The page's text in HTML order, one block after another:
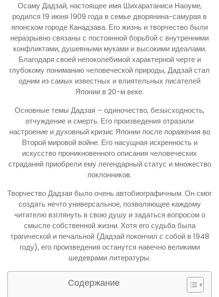
Осаму Дадзай, настоящее имя Шихаратаниси Наоуме,
родился 19 июня 1909 года в семье дворянина-самурая в
японском городе Канадзава. Его жизнь и творчество были
неразрывно связаны с постоянной борьбой с внутренними
конфликтами, душевными муками и высокими идеалами.
Благодаря своей непоколебимой характерной черте и
глубокому пониманию человеческой природы, Дадзай стал
одним из самых известных и влиятельных писателей
Японии в 20-м веке.
Основные темы Дадзая – одиночество, безысходность,
отчуждение и смерть. Его произведения отразили
настроение и духовный кризис Японии после поражения во
Второй мировой войне. Его насущная искренность и
искусство проникновенного описания человеческих
страданий приобрели ему легендарный статус и множество
поклонников.
Творчество Дадзая было очень автобиографичным. Он смог
создать нечто универсальное, позволяющее каждому
читателю взглянуть в свою душу и задаться вопросом о
смысле собственной жизни. Хотя его судьба была
трагической и печальной (Дадзай покончил с собой в 1948
году), его произведения останутся навечно великими
шедеврами литературы.
Содержание